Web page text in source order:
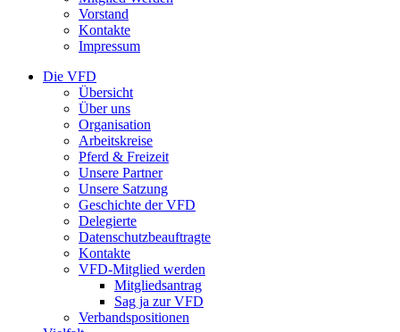
Vorstand
Kontakte
Impressum
Die VFD
Übersicht
Über uns
Organisation
Arbeitskreise
Pferd & Freizeit
Unsere Partner
Unsere Satzung
Geschichte der VFD
Delegierte
Datenschutzbeauftragte
Kontakte
VFD-Mitglied werden
Mitgliedsantrag
Sag ja zur VFD
Verbandspositionen